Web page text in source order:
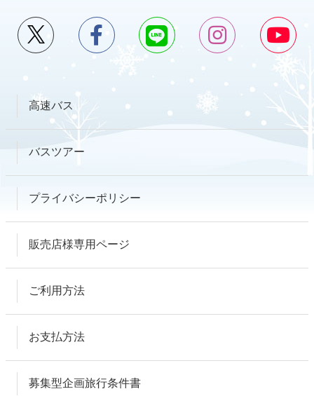
高速バス
バスツアー
プライバシーポリシー
販売店様専用ページ
ご利用方法
お支払方法
募集型企画旅行条件書